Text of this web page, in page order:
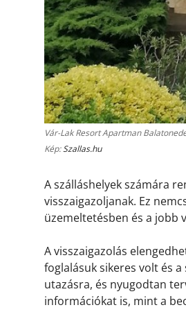
Vár-Lak Resort Apartman
Kép:Szallas.hu
A szálláshelyek számára
visszaigazoljanak. Ez
üzemeltetésben és a jobb
A visszaigazolás
foglalásuk sikeres volt és
utazásra, és nyugodtan
információkat is, mint a